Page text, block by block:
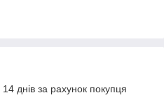
днів за рахунок покупця